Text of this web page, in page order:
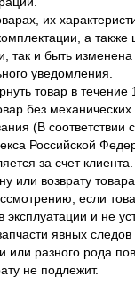
их
а также
так и быть
уведомления.
товар в
без
(В соответствии
Российской
за счет клиента.
или возврату
если
эксплуатации и не
явных следов
или разного рода
не подлежит.